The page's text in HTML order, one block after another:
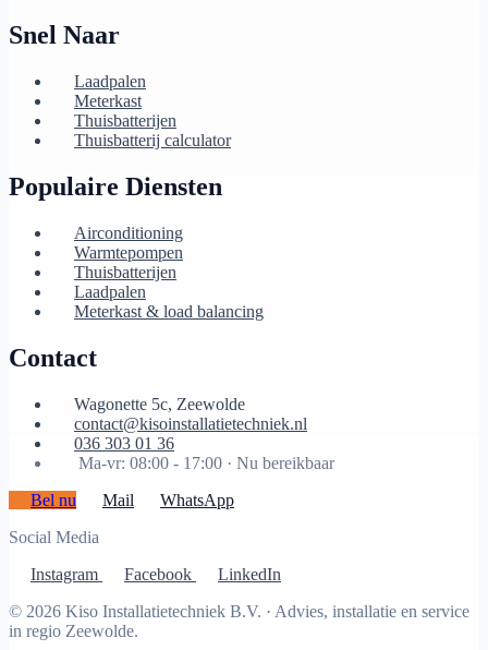
Snel Naar
Laadpalen
Meterkast
Thuisbatterijen
Thuisbatterij calculator
Populaire Diensten
Airconditioning
Warmtepompen
Thuisbatterijen
Laadpalen
Meterkast & load balancing
Contact
Wagonette 5c, Zeewolde
contact@kisoinstallatietechniek.nl
036 303 01 36
Ma-vr: 08:00 - 17:00 · Nu bereikbaar
Bel nu
Mail
WhatsApp
Social Media
Instagram
Facebook
LinkedIn
© 2026 Kiso Installatietechniek B.V. · Advies, installatie en service
in regio Zeewolde.